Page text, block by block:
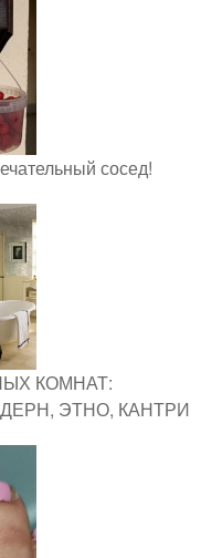
сосед!
КОМНАТ:
ЭТНО, КАНТРИ